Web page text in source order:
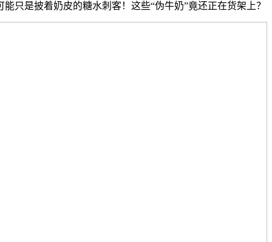
只是披着奶皮的糖水刺客！这些“伪牛奶”竟还正在货架上？